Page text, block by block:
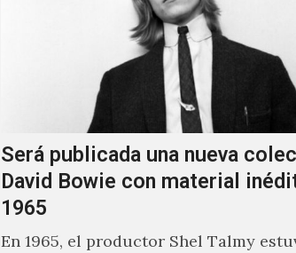
Será publicada una nueva
David Bowie con material
1965
En 1965, el productor Shel Talmy